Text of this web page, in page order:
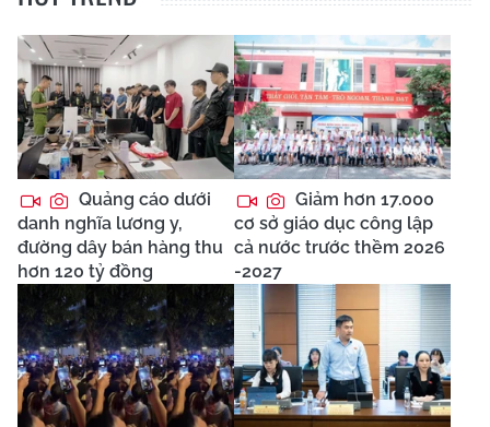
Quảng cáo dưới
danh nghĩa lương y,
đường dây bán hàng thu
hơn 120 tỷ đồng
Giảm hơn 17.000
cơ sở giáo dục công lập
cả nước trước thềm 2026
-2027